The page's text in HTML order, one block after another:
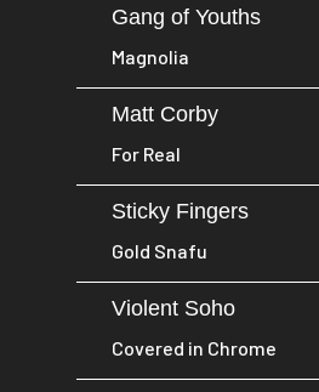
Gang of Youths
Magnolia
Matt Corby
For Real
Sticky Fingers
Gold Snafu
Violent Soho
Covered in Chrome